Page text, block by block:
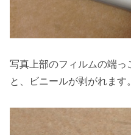
写真上部のフィルムの端っ
と、ビニールが剥がれます。